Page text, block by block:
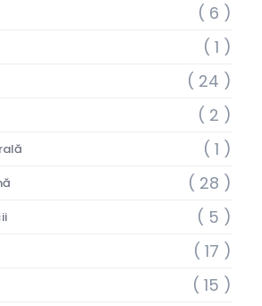
( 6 )
( 1 )
( 24 )
( 2 )
( 1 )
( 28 )
( 5 )
( 17 )
( 15 )